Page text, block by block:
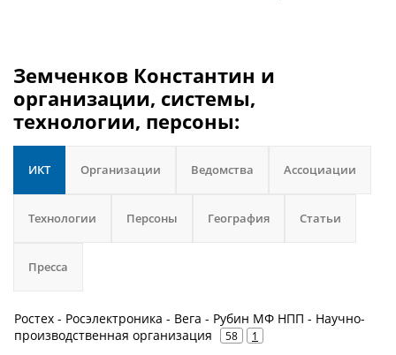
Земченков Константин и
организации, системы,
технологии, персоны:
ИКТ Организации Ведомства Ассоциации
Технологии Персоны География Статьи
Пресса
Ростех - Росэлектроника - Вега - Рубин МФ НПП - Научно-
производственная организация
58 1